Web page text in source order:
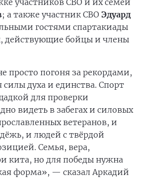
участников СВО и их семей
; а также участник СВО Эдуард
гостями спартакиады
действующие бойцы и члены
просто погоня за рекордами,
духа и единства. Спорт
для проверки
видеть в забегах и силовых
ветеранов, и
и людей с твёрдой
Семья, вера,
кита, но для победы нужна
форма», — сказал Аркадий